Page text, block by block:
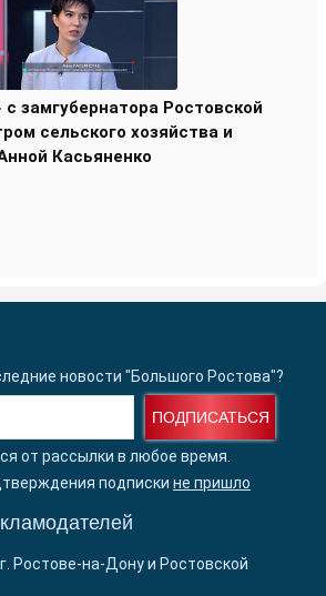
с замгубернатора Ростовской
сельского хозяйства и
Касьяненко
новости "Большого Ростова"?
ПОДПИСАТЬСЯ
от рассылки в любое время.
подписки не пришло
Ростове-на-Дону и Ростовской